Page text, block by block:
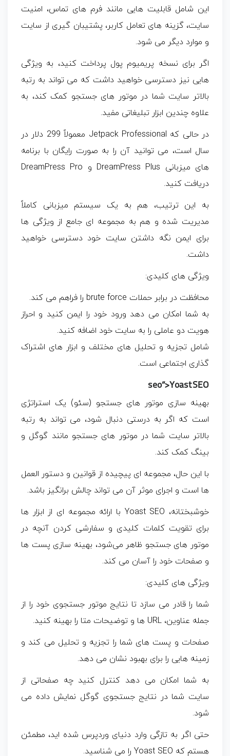
این شامل قابلیت‌ هایی مانند فرم‌ های تماس، امنیت
سایت، گزینه‌ های تعامل کاربر، پشتیبان‌ گیری از سایت
و موارد دیگر می‌ شود.
اگر برای نسخه پریمیوم پول پرداخت کنید، به ویژگی
هایی نیز دسترسی خواهید داشت که می تواند به رتبه
بالاتر سایت شما در موتور های جستجو کمک کند، به
علاوه چندین ابزار تبلیغاتی مفید.
در حالی که Jetpack Professional معمولاً 299 دلار در
سال است، می توانید آن را به صورت رایگان با برنامه
های میزبانی DreamPress Plus و DreamPress Pro
دریافت کنید.
به این ترتیب، هم به یک سیستم میزبانی کاملاً
مدیریت شده و هم به مجموعه ای جامع از ویژگی ها
برای ایمن نگه داشتن سایت خود دسترسی خواهید
داشت.
ویژگی های کلیدی:
محافظت در برابر حملات brute force را فراهم می کند.
به شما امکان می دهد ورود خود را ایمن کنید و احراز
هویت دو عاملی را به سایت خود اضافه کنید.
شامل تجزیه و تحلیل های مختلف و ابزار های اشتراک
گذاری اجتماعی است.
seo“>Yoast SEO
بهینه سازی موتور های جستجو (سئو) یک استراتژی
است که اگر به درستی دنبال شود، می تواند به رتبه
بالاتر سایت شما در موتور های جستجو مانند گوگل و
بینگ کمک کند.
با این حال، مجموعه ای پیچیده از قوانین و دستور العمل
ها است و اجرای موثر آن می تواند چالش برانگیز باشد.
خوشبختانه، Yoast SEO با ارائه مجموعه‌ ای از ابزار ها
برای تقویت کلمات کلیدی و سفارشی کردن آنچه در
موتور های جستجو ظاهر می‌شود، بهینه‌ سازی پست‌ ها
و صفحات خود را آسان می‌ کند.
ویژگی های کلیدی:
شما را قادر می سازد تا نتایج موتور جستجوی خود را از
جمله عناوین، URL ها و توضیحات متا را بهینه کنید.
صفحات و پست های شما را تجزیه و تحلیل می کند و
زمینه هایی را برای بهبود نشان می دهد.
به شما امکان می دهد کنترل کنید چه صفحاتی از
سایت شما در نتایج جستجوی گوگل نمایش داده می
شود.
حتی اگر به تازگی وارد دنیای وردپرس شده اید، مطمئن
هستم که Yoast SEO را می شناسید.